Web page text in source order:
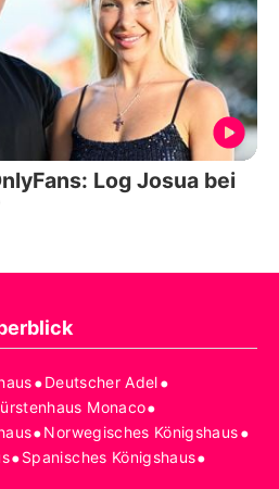
Log Josua bei
•Deutscher Adel•
Monaco•
•Norwegisches Königshaus•
•Spanisches Königshaus•